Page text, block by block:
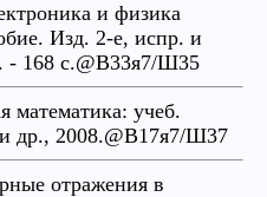
и физика
Изд. 2-е, испр. и
168 с.@В33я7/Ш35
учеб.
др., 2008.@В17я7/Ш37
отражения в